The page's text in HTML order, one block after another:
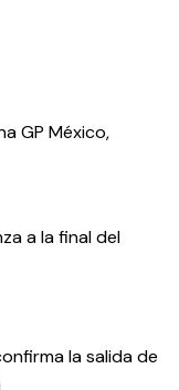
GP México,
a la final del
la salida de